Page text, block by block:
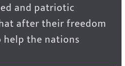
and patriotic
after their freedom
the nations